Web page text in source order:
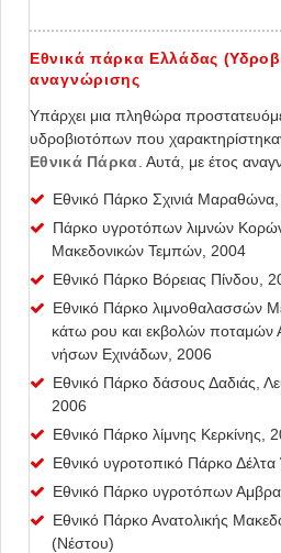
Εθνικά πάρκα Ελλάδας
αναγνώρισης
Υπάρχει μια πληθώρα
υδροβιοτόπων που
Εθνικά Πάρκα . Αυτά, με έτος
Εθνικό Πάρκο Σχινιά
Πάρκο υγροτόπων λιμνών
Μακεδονικών Τεμπών, 2004
Εθνικό Πάρκο Βόρειας Πίνδου,
Εθνικό Πάρκο λιμνοθαλασσών
κάτω ρου και εκβολών ποταμών
νήσων Εχινάδων, 2006
Εθνικό Πάρκο δάσους Δαδιάς,
2006
Εθνικό Πάρκο λίμνης Κερκίνης,
Εθνικό υγροτοπικό Πάρκο
Εθνικό Πάρκο υγροτόπων
Εθνικό Πάρκο Ανατολικής
(Νέστου)